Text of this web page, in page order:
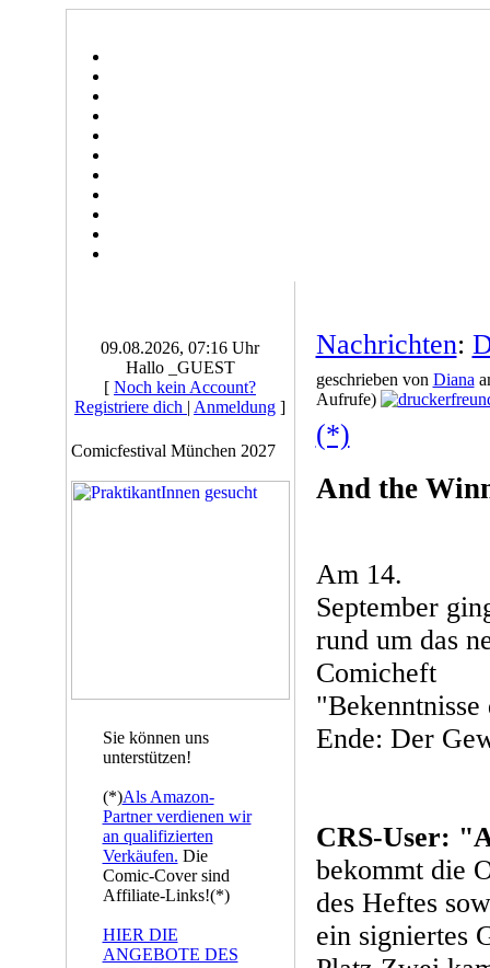
09.08.2026, 07:16 Uhr
Hallo _GUEST
[ Noch kein Account?
Registriere dich | Anmeldung ]
Comicfestival München 2027
Sie können uns
unterstützen!
(*)Als Amazon-
Partner verdienen wir
an qualifizierten
Verkäufen. Die
Comic-Cover sind
Affiliate-Links!(*)
HIER DIE
ANGEBOTE DES
Nachrichten:
geschrieben von Diana
Aufrufe)
(*)
And the
Am 14.
September
rund um das
Comicheft
Ende: Der
CRS-User:
bekommt die
des Heftes
ein signiertes